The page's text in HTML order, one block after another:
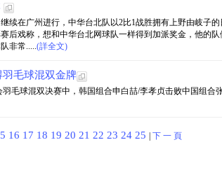
续在广州进行，中华台北队以2比1战胜拥有上野由岐子
后戏称，想和中华台北网球队一样得到加派奖金，他的
非常.....(詳全文)
毛球混双金牌
毛球混双决赛中，韩国组合申白喆/李孝贞击败中国组合
16 17 18 19 20 21 22 23 24 25 下 一 頁